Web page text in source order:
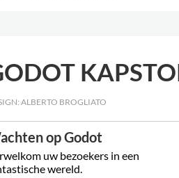
ALBERTO BROGLIATO
op Godot
uw bezoekers in een
wereld.